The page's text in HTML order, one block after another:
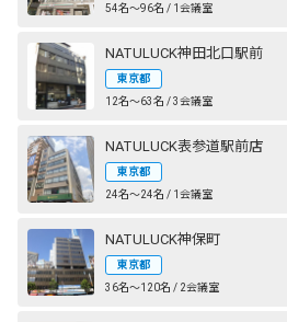
54名〜96名 / 1会議室
NATULUCK神田北口駅前
東京都
12名〜63名 / 3会議室
NATULUCK表参道駅前店
東京都
24名〜24名 / 1会議室
NATULUCK神保町
東京都
36名〜120名 / 2会議室